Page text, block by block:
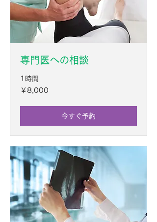
専門医への相談
1時間
8,000
円
￥8,000
今すぐ予約